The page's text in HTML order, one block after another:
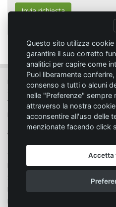
Invia richiesta
Questo sito utilizza cookie
garantire il suo corretto
analitici per capire come
Puoi liberamente
consenso a tutti o alcuni
nelle "Preferenze" sempre
attraverso la nostra
acconsentire all'uso delle
menzionate facendo click
Accetta
MC SPORT MARKET LODI - Via del
STRADA (LO)
Tel. 0371.432774 - Fax 0371.432775 -
P.IVA 06749350150 - Iscriz. Trib. Lodi
Modalità d'acquisto